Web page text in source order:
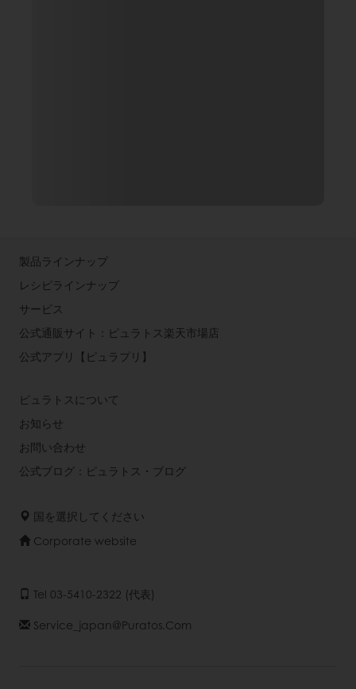
製品ラインナップ
レシピラインナップ
サービス
公式通販サイト：ピュラトス楽天市場店
公式アプリ【ピュラプリ】
ピュラトスについて
お知らせ
お問い合わせ
公式ブログ：ピュラトス・ブログ
国を選択してください
Corporate website
Tel 03-5410-2322 (代表)
Service_japan@puratos.com